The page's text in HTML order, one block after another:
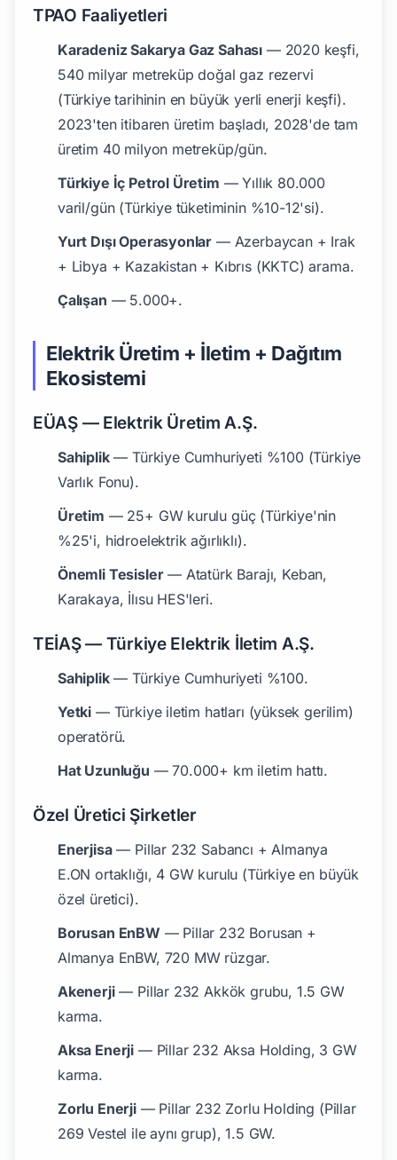
TPAO Faaliyetleri
Karadeniz Sakarya Gaz Sahası — 2020 keşfi,
540 milyar metreküp doğal gaz rezervi
(Türkiye tarihinin en büyük yerli enerji keşfi).
2023'ten itibaren üretim başladı, 2028'de tam
üretim 40 milyon metreküp/gün.
Türkiye İç Petrol Üretim — Yıllık 80.000
varil/gün (Türkiye tüketiminin %10-12'si).
Yurt Dışı Operasyonlar — Azerbaycan + Irak
+ Libya + Kazakistan + Kıbrıs (KKTC) arama.
Çalışan — 5.000+.
Elektrik Üretim + İletim + Dağıtım
Ekosistemi
EÜAŞ — Elektrik Üretim A.Ş.
Sahiplik— Türkiye Cumhuriyeti %100 (Türkiye
Varlık Fonu).
Üretim — 25+ GW kurulu güç (Türkiye'nin
%25'i, hidroelektrik ağırlıklı).
Önemli Tesisler— Atatürk Barajı, Keban,
Karakaya, İlısu HES'leri.
TEİAŞ — Türkiye Elektrik İletim A.Ş.
Sahiplik— Türkiye Cumhuriyeti %100.
Yetki — Türkiye iletim hatları (yüksek gerilim)
operatörü.
Hat Uzunluğu — 70.000+ km iletim hattı.
Özel Üretici Şirketler
Enerjisa— Pillar 232 Sabancı + Almanya
E.ON ortaklığı, 4 GW kurulu (Türkiye en büyük
özel üretici).
Borusan EnBW — Pillar 232 Borusan +
Almanya EnBW, 720 MW rüzgar.
Akenerji— Pillar 232 Akkök grubu, 1.5 GW
karma.
Aksa Enerji — Pillar 232 Aksa Holding, 3 GW
karma.
Zorlu Enerji— Pillar 232 Zorlu Holding (Pillar
269 Vestel ile aynı grup), 1.5 GW.